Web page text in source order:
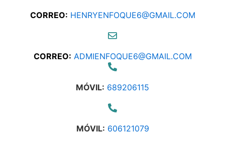
CORREO: HENRYENFOQUE6@GMAIL.COM
CORREO: ADMIENFOQUE6@GMAIL.COM
MÓVIL: 689206115
MÓVIL: 606121079